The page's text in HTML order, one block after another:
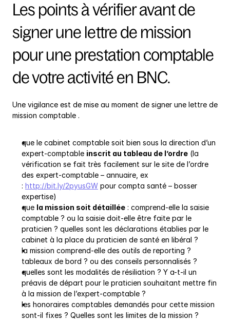
Les points à vérifier avant de
signer une lettre de mission
pour une prestation comptable
de votre activité en BNC.
Une vigilance est de mise au moment de signer une lettre de
mission comptable .
que le cabinet comptable soit bien sous la direction d’un
expert-comptable inscrit au tableau de l’ordre (la
vérification se fait très facilement sur le site de l’ordre
des expert-comptable – annuaire, ex
: http://bit.ly/2pyusGW pour compta santé – bosser
expertise)
que la mission soit détaillée : comprend-elle la saisie
comptable ? ou la saisie doit-elle être faite par le
praticien ? quelles sont les déclarations établies par le
cabinet à la place du praticien de santé en libéral ?
la mission comprend-elle des outils de reporting ?
tableaux de bord ? ou des conseils personnalisés ?
quelles sont les modalités de résiliation ? Y a-t-il un
préavis de départ pour le praticien souhaitant mettre fin
à la mission de l’expert-comptable ?
les honoraires comptables demandés pour cette mission
sont-il fixes ? Quelles sont les limites de la mission ?